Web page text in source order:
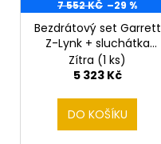
7 552 KČ –29 %
Bezdrátový set Garrett
Z-Lynk + sluchátka
MS-3
Zítra (1 ks)
5 323 Kč
DO KOŠÍKU